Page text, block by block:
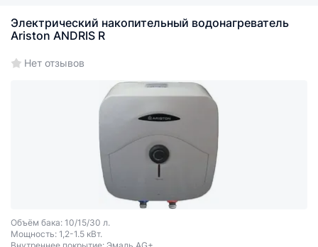
Электрический накопительный водонагреватель
Ariston ANDRIS R
Нет отзывов
Объём бака: 10/15/30 л.
Мощность: 1,2-1.5 кВт.